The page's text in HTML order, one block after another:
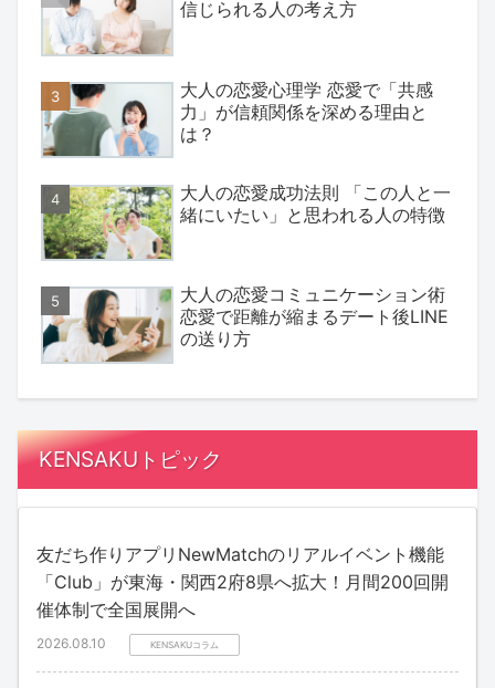
信じられる人の考え方
大人の恋愛心理学 恋愛で「共感
力」が信頼関係を深める理由と
は？
大人の恋愛成功法則 「この人と一
緒にいたい」と思われる人の特徴
大人の恋愛コミュニケーション術
恋愛で距離が縮まるデート後LINE
の送り方
KENSAKUトピック
友だち作りアプリNewMatchのリアルイベント機能
「Club」が東海・関西2府8県へ拡大！月間200回開
催体制で全国展開へ
2026.08.10 KENSAKUコラム